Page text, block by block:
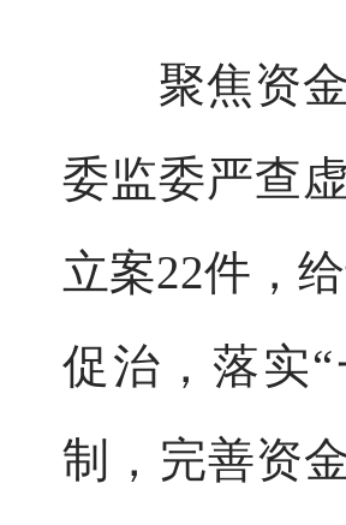
聚焦资金
委监委严查
立案22件，
促治，落实
制，完善资